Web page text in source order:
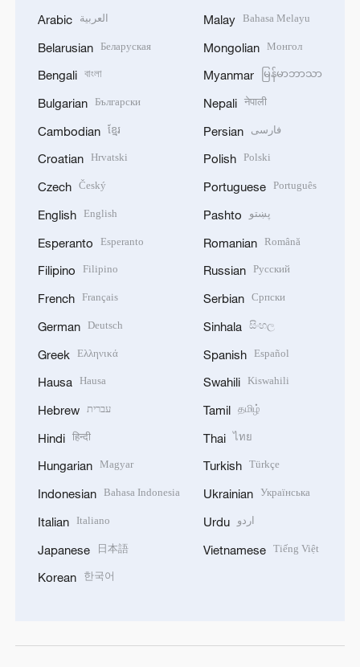
Arabic العربية
Belarusian Беларуская
Bengali বাংলা
Bulgarian Български
Cambodian ខ្មែរ
Croatian Hrvatski
Czech Český
English English
Esperanto Esperanto
Filipino Filipino
French Français
German Deutsch
Greek Ελληνικά
Hausa Hausa
Hebrew עברית
Hindi हिन्दी
Hungarian Magyar
Indonesian Bahasa Indonesia
Italian Italiano
Japanese 日本語
Korean 한국어
Malay Bahasa Melayu
Mongolian Монгол
Myanmar မြန်မာဘာသာ
Nepali नेपाली
Persian فارسی
Polish Polski
Portuguese Português
Pashto پښتو
Romanian Română
Russian Русский
Serbian Српски
Sinhala සිංහල
Spanish Español
Swahili Kiswahili
Tamil தமிழ்
Thai ไทย
Turkish Türkçe
Ukrainian Українська
Urdu اردو
Vietnamese Tiếng Việt